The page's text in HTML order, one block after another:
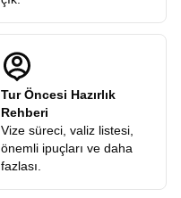
Tur Öncesi Hazırlık
Rehberi
Vize süreci, valiz listesi,
önemli ipuçları ve daha
fazlası.